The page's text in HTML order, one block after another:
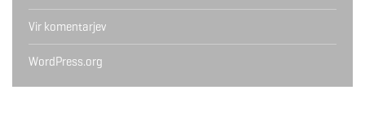
Vir komentarjev
WordPress.org